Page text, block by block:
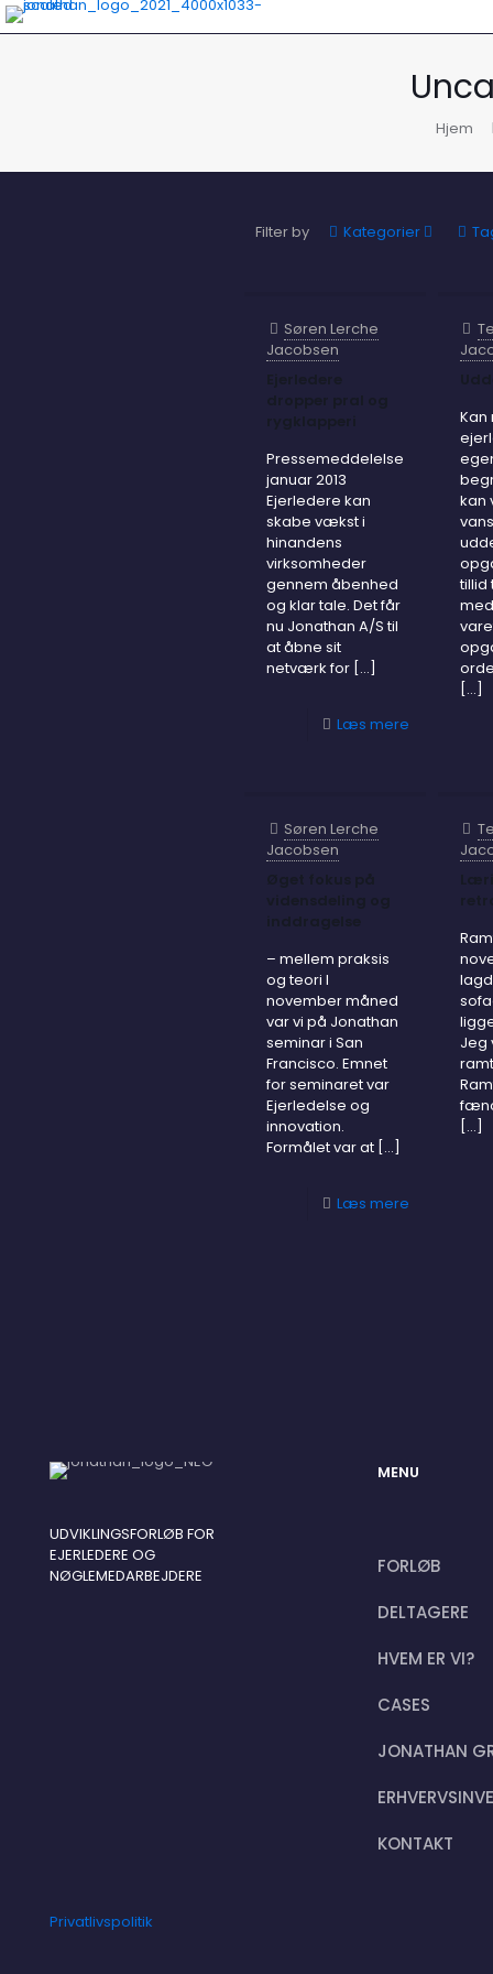
Hjem
Filter by Kategorier
Søren Lerche
Jacobsen
Pressemeddelelse
januar 2013
Ejerledere kan
skabe vækst i
hinandens
virksomheder
gennem åbenhed
og klar tale. Det får
nu Jonathan A/S til
at åbne sit
netværk for […]
Læs mere
Kan
kan
tillid
[…]
Søren Lerche
Jacobsen
– mellem praksis
og teori I
november måned
var vi på Jonathan
seminar i San
Francisco. Emnet
for seminaret var
Ejerledelse og
innovation.
Formålet var at […]
Læs mere
Jeg
[…]
UDVIKLINGSFORLØB FOR
EJERLEDERE OG
NØGLEMEDARBEJDERE
MENU
FORLØB
DELTAGERE
HVEM ER VI?
CASES
JONATHAN
KONTAKT
Privatlivspolitik